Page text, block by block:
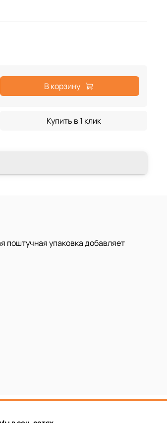
В корзину
Купить в 1 клик
поштучная упаковка добавляет